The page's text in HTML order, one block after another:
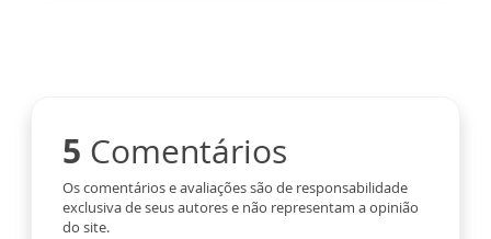
5 Comentários
Os comentários e avaliações são de responsabilidade
exclusiva de seus autores e não representam a opinião
do site.